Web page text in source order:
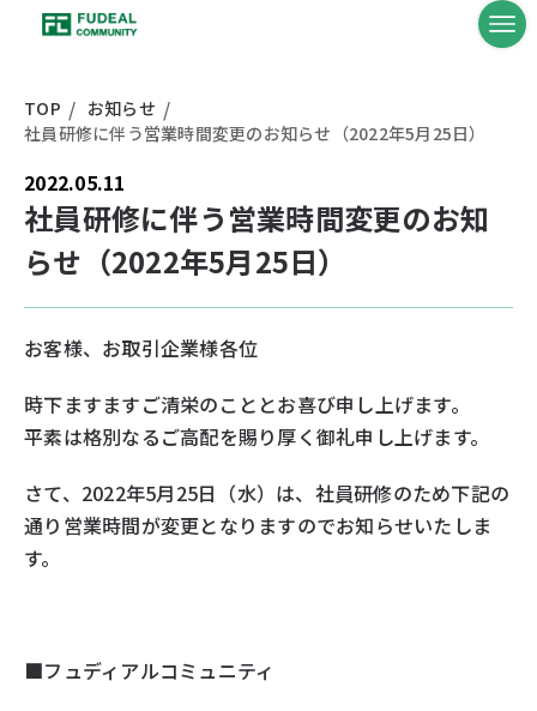
TOP
お知らせ
社員研修に伴う営業時間変更のお知らせ（2022年5月25日）
2022.05.11
社員研修に伴う営業時間変更のお知
らせ（2022年5月25日）
お客様、お取引企業様各位
時下ますますご清栄のこととお喜び申し上げます。
平素は格別なるご高配を賜り厚く御礼申し上げます。
さて、2022年5月25日（水）は、社員研修のため下記の
通り営業時間が変更となりますのでお知らせいたしま
す。
■フュディアルコミュニティ